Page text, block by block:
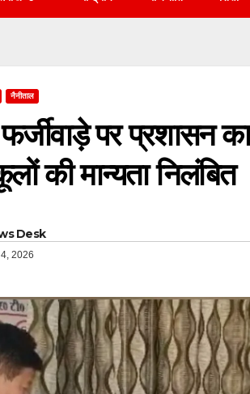
नैनीताल
फर्जीवाड़े पर प्रशासन
की मान्यता निलंबित
Desk
2026